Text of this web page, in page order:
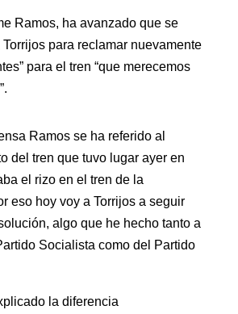
Ramos, ha avanzado que se
para reclamar nuevamente
para el tren “que merecemos
Ramos se ha referido al
del tren que tuvo lugar ayer en
el rizo en el tren de la
eso hoy voy a Torrijos a seguir
algo que he hecho tanto a
Socialista como del Partido
la diferencia